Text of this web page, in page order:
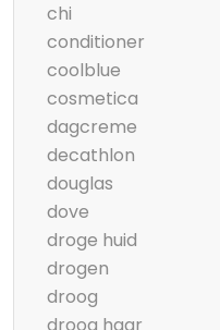
chi
conditioner
coolblue
cosmetica
dagcreme
decathlon
douglas
dove
droge huid
drogen
droog